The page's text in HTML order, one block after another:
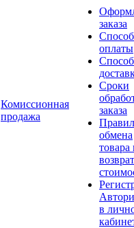
Комиссионная
продажа
заказа
оплаты
Сроки
заказа
обмена
товара
в